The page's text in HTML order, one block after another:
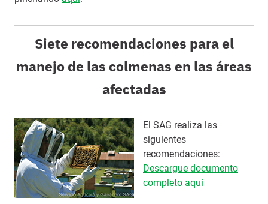
Siete recomendaciones para el
manejo de las colmenas en las áreas
afectadas
El SAG realiza las
siguientes
recomendaciones:
Descargue documento
completo aquí